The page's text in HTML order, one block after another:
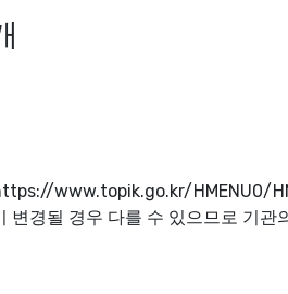
www.topik.go.kr/HMENU0/
변경될 경우 다를 수 있으므로 기